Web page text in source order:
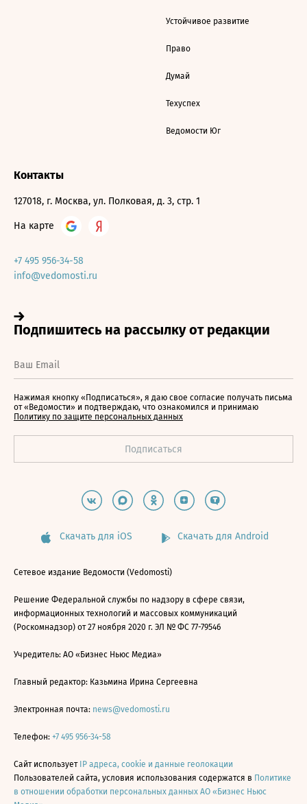
Устойчивое развитие
Право
Думай
Техуспех
Ведомости Юг
Контакты
127018, г. Москва, ул. Полковая, д. 3, стр. 1
На карте
+7 495 956-34-58
info@vedomosti.ru
Нажимая кнопку «Подписаться», я даю свое согласие получать письма
от «Ведомости» и подтверждаю, что ознакомился и принимаю
Политику по защите персональных данных
Скачать для iOS Скачать для Android
Сетевое издание Ведомости (Vedomosti)
Решение Федеральной службы по надзору в сфере связи,
информационных технологий и массовых коммуникаций
(Роскомнадзор) от 27 ноября 2020 г. ЭЛ № ФС 77-79546
Учредитель: АО «Бизнес Ньюс Медиа»
Главный редактор: Казьмина Ирина Сергеевна
Электронная почта: news@vedomosti.ru
Телефон: +7 495 956-34-58
Сайт использует IP адреса, cookie и данные геолокации
Пользователей сайта, условия использования содержатся в Политике
в отношении обработки персональных данных АО «Бизнес Ньюс